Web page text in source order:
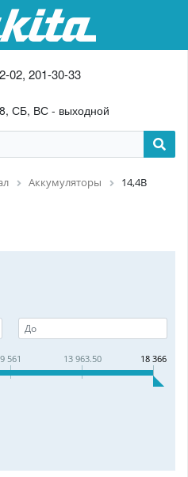
02, 201-30-33
СБ, ВС - выходной
Аккумуляторы 14,4В
9 561 13 963.50 18 366